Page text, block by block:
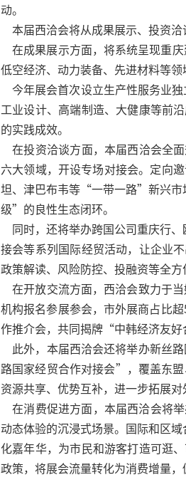
动。
本届西洽会将从成果展示、投资
在成果展示方面，将系统呈现重
低空经济、动力装备、先进材料等领
今年展会首次设立生产性服务业
工业设计、高端制造、大健康等前
的实践成效。
在投资洽谈方面，本届西洽会全
六大领域，开设专场对接会。定向
坦、津巴布韦等“一带一路”新兴市
级”的良性生态闭环。
同时，还将举办跨国公司重庆行
接会等系列国际经贸活动，让企业
政策解读、风险防控、投融资等全方
在开放交流方面，西洽会致力于
机构报名参展参会，市外展商占比
作推介会，共同揭牌“中韩经济友好
此外，本届西洽会还将举办新丝
路国家经贸合作对接会”，覆盖东
资源共享、优势互补，进一步拓展对
在消费促进方面，本届西洽会将
动态体验的沉浸式场景。国际和区
化嘉年华，为市民和游客打造可逛
政策，将展会流量转化为消费增量